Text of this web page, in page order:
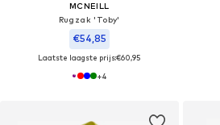
MCNEILL
Rugzak 'Toby'
€54,85
Laatste laagste prijs:€60,95
+4